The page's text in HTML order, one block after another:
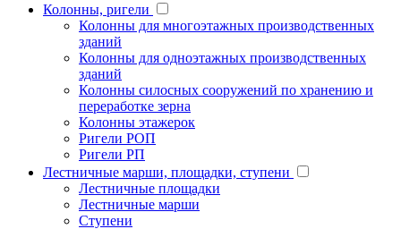
Колонны, ригели
Колонны для многоэтажных производственных
зданий
Колонны для одноэтажных производственных
зданий
Колонны силосных сооружений по хранению и
переработке зерна
Колонны этажерок
Ригели РОП
Ригели РП
Лестничные марши, площадки, ступени
Лестничные площадки
Лестничные марши
Ступени